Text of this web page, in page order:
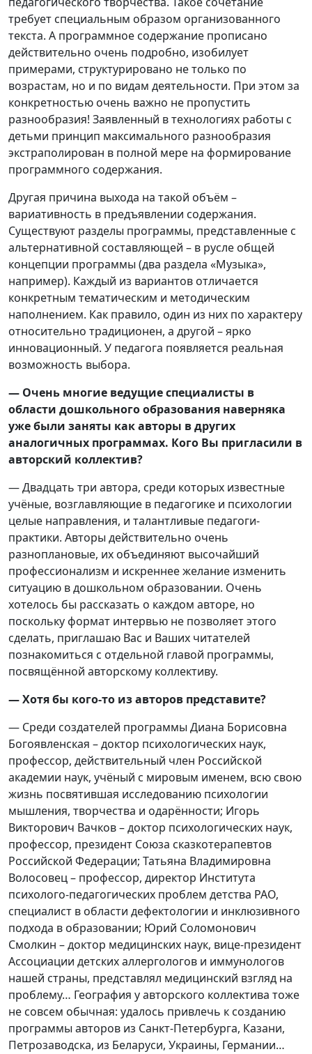
требует специальным образом организованного
текста. А программное содержание прописано
действительно очень подробно, изобилует
примерами, структурировано не только по
возрастам, но и по видам деятельности. При этом за
конкретностью очень важно не пропустить
разнообразия! Заявленный в технологиях работы с
детьми принцип максимального разнообразия
экстраполирован в полной мере на формирование
программного содержания.
Другая причина выхода на такой объём –
вариативность в предъявлении содержания.
Существуют разделы программы, представленные с
альтернативной составляющей – в русле общей
концепции программы (два раздела «Музыка»,
например). Каждый из вариантов отличается
конкретным тематическим и методическим
наполнением. Как правило, один из них по характеру
относительно традиционен, а другой – ярко
инновационный. У педагога появляется реальная
возможность выбора.
— Очень многие ведущие специалисты в
области дошкольного образования наверняка
уже были заняты как авторы в других
аналогичных программах. Кого Вы пригласили в
авторский коллектив?
— Двадцать три автора, среди которых известные
учёные, возглавляющие в педагогике и психологии
целые направления, и талантливые педагоги-
практики. Авторы действительно очень
разноплановые, их объединяют высочайший
профессионализм и искреннее желание изменить
ситуацию в дошкольном образовании. Очень
хотелось бы рассказать о каждом авторе, но
поскольку формат интервью не позволяет этого
сделать, приглашаю Вас и Ваших читателей
познакомиться с отдельной главой программы,
посвящённой авторскому коллективу.
— Хотя бы кого-то из авторов представите?
— Среди создателей программы Диана Борисовна
Богоявленская – доктор психологических наук,
профессор, действительный член Российской
академии наук, учёный с мировым именем, всю свою
жизнь посвятившая исследованию психологии
мышления, творчества и одарённости; Игорь
Викторович Вачков – доктор психологических наук,
профессор, президент Союза сказкотерапевтов
Российской Федерации; Татьяна Владимировна
Волосовец – профессор, директор Института
психолого-педагогических проблем детства РАО,
специалист в области дефектологии и инклюзивного
подхода в образовании; Юрий Соломонович
Смолкин – доктор медицинских наук, вице-президент
Ассоциации детских аллергологов и иммунологов
нашей страны, представлял медицинский взгляд на
проблему… География у авторского коллектива тоже
не совсем обычная: удалось привлечь к созданию
программы авторов из Санкт-Петербурга, Казани,
Петрозаводска, из Беларуси, Украины, Германии…